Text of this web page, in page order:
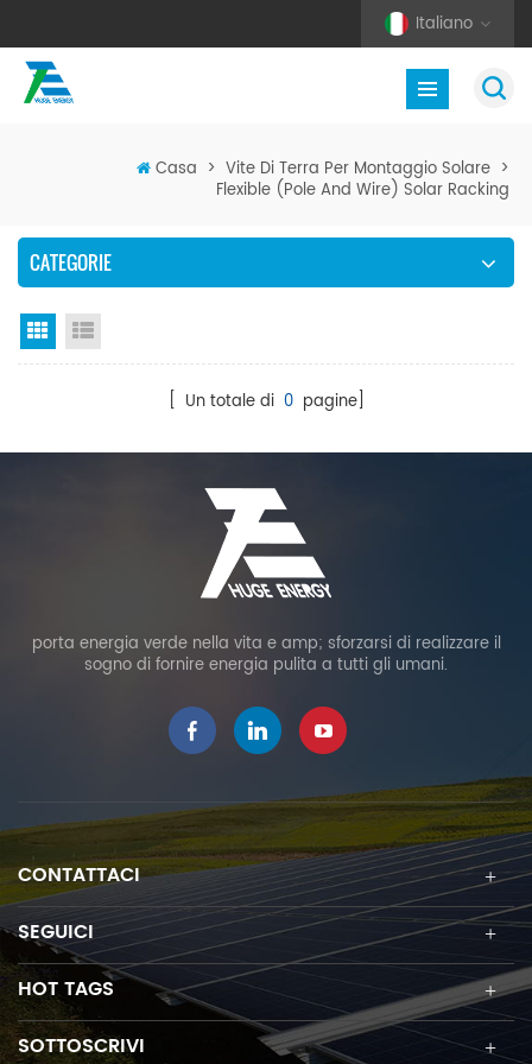
Italiano
Casa > Vite Di Terra Per Montaggio Solare >
Flexible (Pole And Wire) Solar Racking
CATEGORIE
Vista a griglia
[ Un totale di 0pagine]
porta energia verde nella vita e amp; sforzarsi di realizzare il
sogno di fornire energia pulita a tutti gli umani.
CONTATTACI
SEGUICI
HOT TAGS
SOTTOSCRIVI